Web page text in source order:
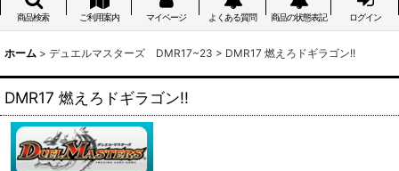
商品検索 ご利用案内 マイページ よくある質問 商品の状態表記 ログイン
ホーム > デュエルマスターズ DMR17~23 > DMR17 燃えろドギラゴン!!
DMR17 燃えろドギラゴン!!